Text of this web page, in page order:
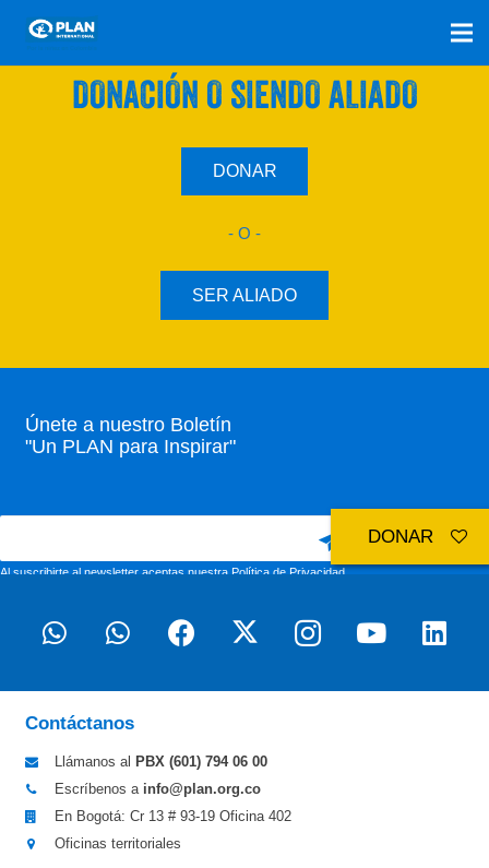
SÚMATE A NUESTRO PLAN CON UNA
DONACIÓN O SIENDO ALIADO
DONAR
- O -
SER ALIADO
Únete a nuestro Boletín
"Un PLAN para Inspirar"
Al suscribirte al newsletter aceptas nuestraPolítica de Privacidad
Contáctanos
Llámanos al PBX (601) 794 06 00
Escríbenos a info@plan.org.co
En Bogotá: Cr 13 # 93-19 Oficina 402
Oficinas territoriales
DONAR